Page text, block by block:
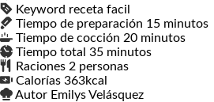
Keyword receta facil
Tiempo de preparación 15 minutos
minutos
Tiempo de cocción 20 minutos
minutos
Tiempo total 35 minutos
minutos
Raciones 2 personas
Calorías 363kcal
Autor Emilys Velásquez